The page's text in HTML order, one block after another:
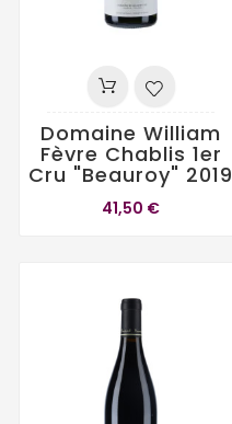
Domaine William
Fèvre Chablis 1er
Cru "Beauroy" 2019
41,50 €